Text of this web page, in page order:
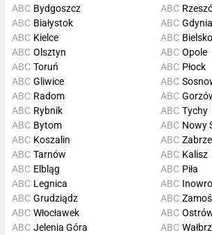
ABC Bydgoszcz
ABC Białystok
ABC Kielce
ABC
ABC Gdynia
ABC
ABC Olsztyn
ABC Toruń
ABC Gliwice
ABC Radom
ABC Opole
ABC Płock
ABC
ABC
ABC Rybnik
ABC Bytom
ABC Koszalin
ABC Tarnów
ABC Tychy
ABC Nowy
ABC Zabrze
ABC Kalisz
ABC Elbląg
ABC Legnica
ABC Grudziądz
ABC Włocławek
ABC Piła
ABC
ABC
ABC
ABC Jelenia Góra
ABC